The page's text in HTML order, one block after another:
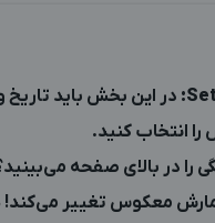
: در این بخش باید
انتخاب کنید.
را در بالای صفحه
معکوس تغییر می‌کند!